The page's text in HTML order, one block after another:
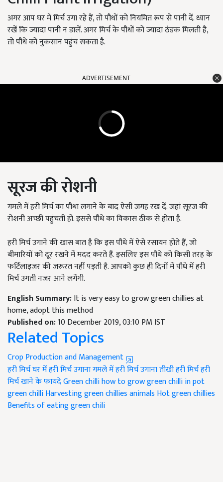
अगर आप घर में मिर्च उगा रहे हैं, तो पौधों को नियमित रूप से पानी दें. ध्यान
रखें कि ज्यादा पानी न डालें. अगर मिर्च के पौधों को ज्यादा ठंडक मिलती है,
तो पौधे को नुकसान पहुंच सकता है.
ADVERTISEMENT
सूरज की रोशनी
गमले में हरी मिर्च का पौधा लगाने के बाद ऐसी जगह रख दें. जहां सूरज की
रोशनी अच्छी पहुंचती हो. इससे पौधे का विकास ठीक से होता है.
हरी मिर्च उगाने की खास बात है कि इस पौधे में ऐसे रसायन होते हैं, जो
बीमारियों को दूर रखने में मदद करते हैं. इसलिए इस पौधे को किसी तरह के
फर्टिलाइजर की जरूरत नहीं पड़ती है. आपको कुछ ही दिनों में पौधे में हरी
मिर्च उगती नजर आने लगेंगी.
English Summary:It is very easy to grow green chillies at
home, adopt this method
Published on:10 December 2019, 03:10 PM IST
Related Topics
Crop Production and Management
हरी मिर्चघर में हरी मिर्च उगानागमले में हरी मिर्च उगानातीखी हरी मिर्चहरी
मिर्च खाने के फायदेGreen chillihow to grow green chilli in pot
green chilliHarvesting green chilliesanimals Hot green chillies
Benefits of eating green chili